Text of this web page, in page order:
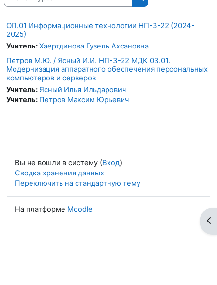
Поиск курса
ОП.01 Информационные технологии НП-3-22 (2024-
2025)
Учитель:Хаертдинова Гузель Ахсановна
Петров М.Ю. / Ясный И.И. НП-3-22 МДК 03.01.
Модернизация аппаратного обеспечения персональных
компьютеров и серверов
Учитель: Ясный Илья Ильдарович
Учитель: Петров Максим Юрьевич
Вы не вошли в систему (Вход)
Сводка хранения данных
Переключить на стандартную тему
На платформе Moodle